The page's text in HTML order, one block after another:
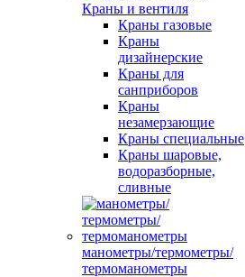
Краны и вентиля
Краны газовые
Краны
дизайнерские
Краны для
санприборов
Краны
незамерзающие
Краны специальные
Краны шаровые,
водоразборные,
сливные
манометры/термометры/
термоманометры